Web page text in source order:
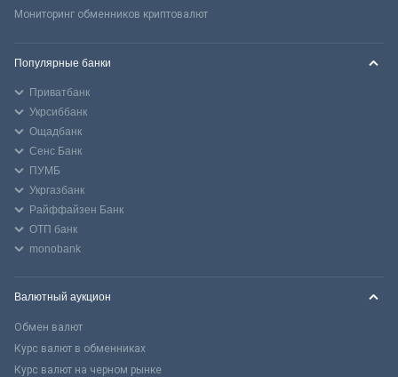
Мониторинг обменников криптовалют
Популярные банки
Приватбанк
Укрсиббанк
Ощадбанк
Сенс Банк
ПУМБ
Укргазбанк
Райффайзен Банк
ОТП банк
monobank
Валютный аукцион
Обмен валют
Курс валют в обменниках
Курс валют на черном рынке